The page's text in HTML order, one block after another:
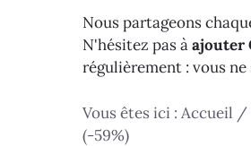
Nous partageons
N'hésitez pas àajouter
régulièrement : vous ne
Vous êtes ici : Accueil /
(-59%)